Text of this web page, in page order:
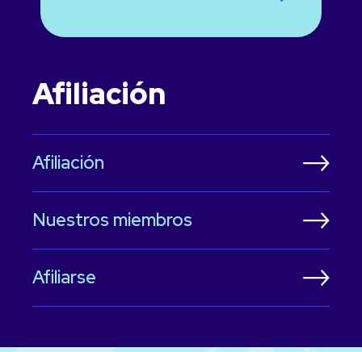
Afiliación
Afiliación
Nuestros miembros
Afiliarse